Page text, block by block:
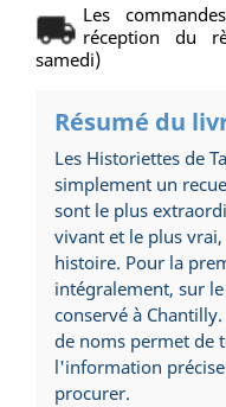
Les
réception du
samedi)
Résumé du
Les Historiettes de
simplement un
sont le plus
vivant et le plus
histoire. Pour la
intégralement, sur
conservé à
de noms permet de
l'information
procurer.